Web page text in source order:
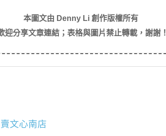
本圖文由 Denny Li 創作版權所有
迎分享文章連結；表格與圖片禁止轉載，謝謝！
文心南店